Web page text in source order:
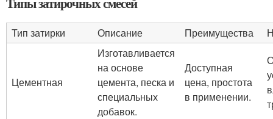
Тип затирки Описание Преимущества
Цементная
Изготавливается
на основе
цемента, песка и
специальных
добавок.
Доступная
цена, простота
в применении.